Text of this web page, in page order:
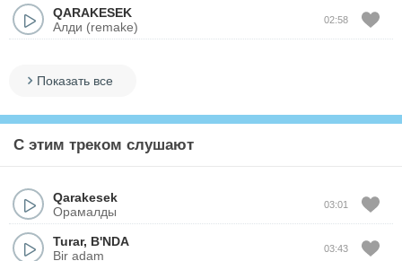
QARAKESEK
Алди (remake)
02:58
Показать все
С этим треком слушают
Qarakesek
Орамалды
03:01
Turar, B'NDA
Bir adam
03:43